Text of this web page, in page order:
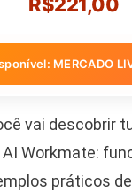
MERCADO
vai descobrir
Workmate:
práticos